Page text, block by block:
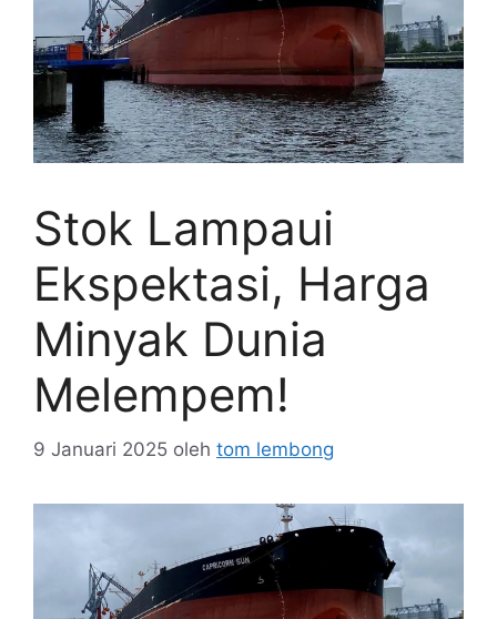
Stok Lampaui
Ekspektasi, Harga
Minyak Dunia
Melempem!
9 Januari 2025 oleh tom lembong